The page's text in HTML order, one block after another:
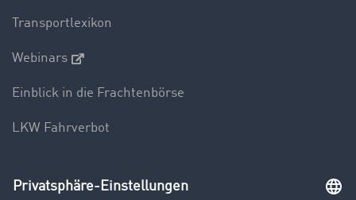
Transportlexikon
Webinars
Einblick in die Frachtenbörse
LKW Fahrverbot
Unternehmen